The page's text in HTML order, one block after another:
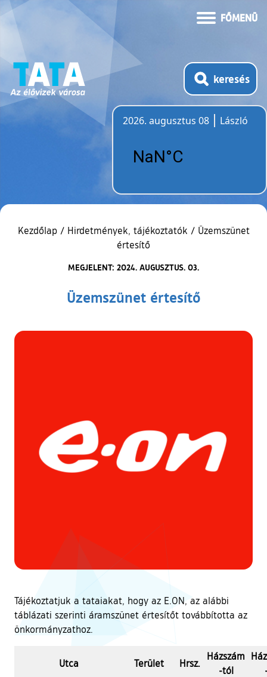
FŐMENÜ
keresés
2026. augusztus 08
László
Kezdőlap / Hirdetmények, tájékoztatók / Üzemszünet
értesítő
MEGJELENT: 2024. AUGUSZTUS. 03.
Üzemszünet értesítő
Tájékoztatjuk a tataiakat, hogy az E.ON, az alábbi
táblázati szerinti áramszünet értesítőt továbbította az
önkormányzathoz.
Utca Terület Hrsz.
Házszám
-tól